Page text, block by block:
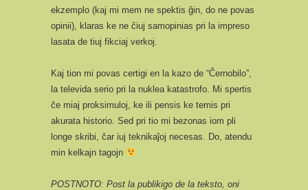
ekzemplo (kaj mi mem ne spektis ĝin, do ne povas
opinii), klaras ke ne ĉiuj samopinias pri la impreso
lasata de tiuj fikciaj verkoj.
Kaj tion mi povas certigi en la kazo de “Ĉernobilo”,
la televida serio pri la nuklea katastrofo. Mi spertis
ĉe miaj proksimuloj, ke ili pensis ke temis pri
akurata historio. Sed pri tio mi bezonas iom pli
longe skribi, ĉar iuj teknikaĵoj necesas. Do, atendu
min kelkajn tagojn
POSTNOTO: Post la publikigo de la teksto, oni